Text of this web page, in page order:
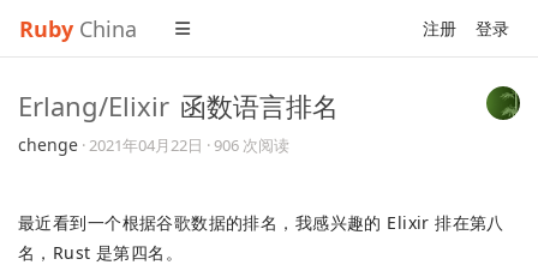
Ruby China 注册 登录
Erlang/Elixir 函数语言排名
chenge ·2021年04月22日 · 906 次阅读
最近看到一个根据谷歌数据的排名，我感兴趣的 Elixir 排在第八
名，Rust 是第四名。